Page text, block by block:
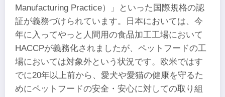
Manufacturing Practice）」といった国際規格の認
証が義務づけられています。日本においては、今
年に入ってやっと人間用の食品加工工場において
HACCPが義務化されましたが、ペットフードの工
場においては対象外という状況です。欧米ではす
でに20年以上前から、愛犬や愛猫の健康を守るた
めにペットフードの安全・安心に対しての取り組